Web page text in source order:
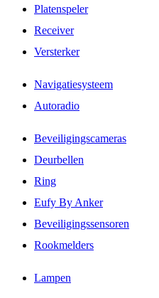
Platenspeler
Receiver
Versterker
Navigatiesysteem
Autoradio
Beveiligingscameras
Deurbellen
Ring
Eufy By Anker
Beveiligingssensoren
Rookmelders
Lampen